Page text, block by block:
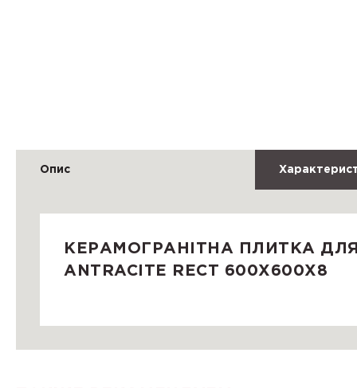
Опис
КЕРАМОГРАНІТНА ПЛИТКА ДЛЯ
ANTRACITE RECT 600X600X8